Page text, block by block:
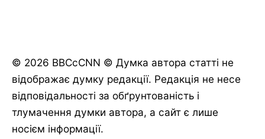
© 2026 BBCcCNN © Думка автора статті не
відображає думку редакції. Редакція не несе
відповідальності за обґрунтованість і
тлумачення думки автора, а сайт є лише
носієм інформації.